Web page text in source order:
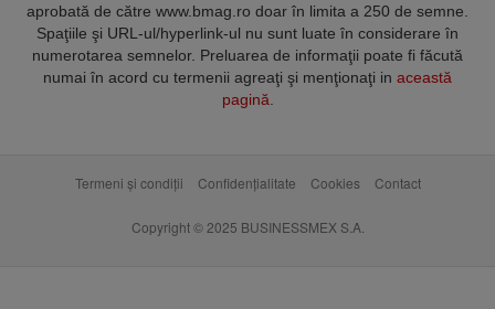
aprobată de către www.bmag.ro doar în limita a 250 de semne.
Spaţiile şi URL-ul/hyperlink-ul nu sunt luate în considerare în
numerotarea semnelor. Preluarea de informaţii poate fi făcută
numai în acord cu termenii agreaţi şi menţionaţi in această
pagină.
Termeni și condiții Confidențialitate Cookies Contact
Copyright © 2025 BUSINESSMEX S.A.